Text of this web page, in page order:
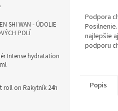
SHI WAN - ÚDOLIE
POLÍ
Intense hydratation
roll on Rakytník 24h
Podpora
najlepšie
podporu
Popis